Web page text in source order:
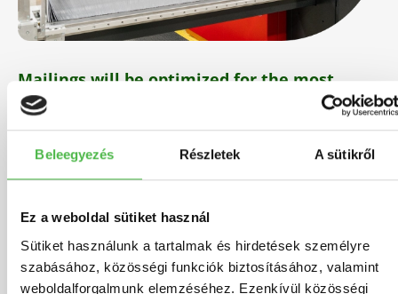
Beleegyezés Részletek A sütikről
Ez a weboldal sütiket használ
Sütiket használunk a tartalmak és hirdetések személyre
szabásához, közösségi funkciók biztosításához, valamint
weboldalforgalmunk elemzéséhez. Ezenkívül közösségi
Mailings will be optimized for the most
favourable postage fee
and then delivered to
the dispatch location according to your needs.